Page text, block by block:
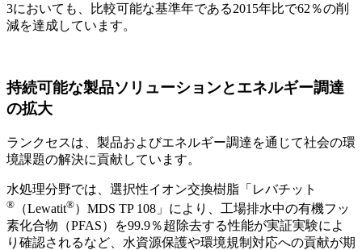
3においても、比較可能な基準年である2015年比で62 ％の削
減を達成しています。
持続可能な製品ソリューションとエネルギー調達
の拡大
ランクセスは、製品およびエネルギー調達を通じて社会の環
境課題の解決に貢献しています。
水処理分野では、選択性イオン交換樹脂「レバチット
® （Lewatit®） MDS TP 108 」により、工場排水中の有機フッ
素化合物（PFAS）を99.9％超除去する性能が実証実験によ
り確認されるなど、水資源保護や環境規制対応への貢献が期